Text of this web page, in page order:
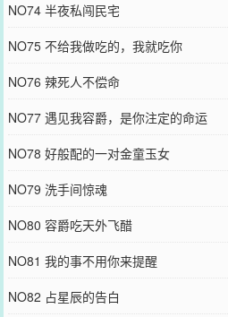
NO74 半夜私闯民宅
NO75 不给我做吃的，我就吃你
NO76 辣死人不偿命
NO77 遇见我容爵，是你注定的命运
NO78 好般配的一对金童玉女
NO79 洗手间惊魂
NO80 容爵吃天外飞醋
NO81 我的事不用你来提醒
NO82 占星辰的告白